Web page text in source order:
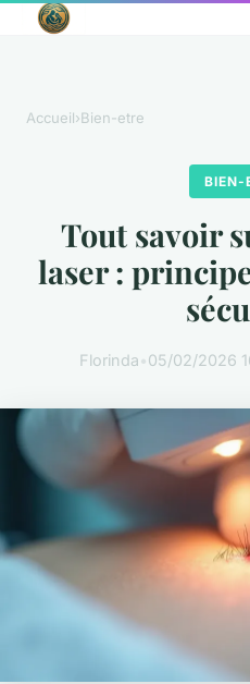
Accueil›Bien-etre
BIEN-
Tout savoir
laser :
Florinda•05/02/2026